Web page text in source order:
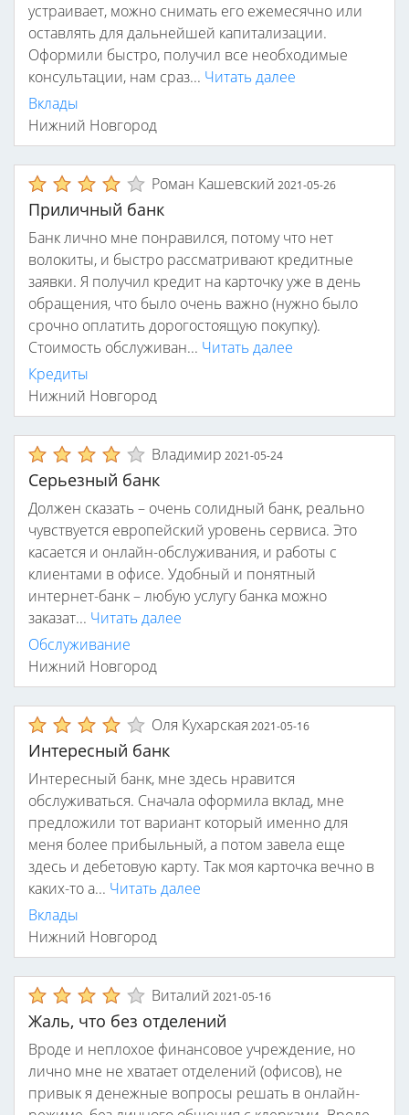
устраивает, можно снимать его ежемесячно или
оставлять для дальнейшей капитализации.
Оформили быстро, получил все необходимые
консультации, нам сраз... Читать далее
Вклады
Нижний Новгород
Роман Кашевский 2021-05-26
Приличный банк
Банк лично мне понравился, потому что нет
волокиты, и быстро рассматривают кредитные
заявки. Я получил кредит на карточку уже в день
обращения, что было очень важно (нужно было
срочно оплатить дорогостоящую покупку).
Стоимость обслуживан... Читать далее
Кредиты
Нижний Новгород
Владимир 2021-05-24
Серьезный банк
Должен сказать – очень солидный банк, реально
чувствуется европейский уровень сервиса. Это
касается и онлайн-обслуживания, и работы с
клиентами в офисе. Удобный и понятный
интернет-банк – любую услугу банка можно
заказат... Читать далее
Обслуживание
Нижний Новгород
Оля Кухарская 2021-05-16
Интересный банк
Интересный банк, мне здесь нравится
обслуживаться. Сначала оформила вклад, мне
предложили тот вариант который именно для
меня более прибыльный, а потом завела еще
здесь и дебетовую карту. Так моя карточка вечно в
каких-то а... Читать далее
Вклады
Нижний Новгород
Виталий 2021-05-16
Жаль, что без отделений
Вроде и неплохое финансовое учреждение, но
лично мне не хватает отделений (офисов), не
привык я денежные вопросы решать в онлайн-